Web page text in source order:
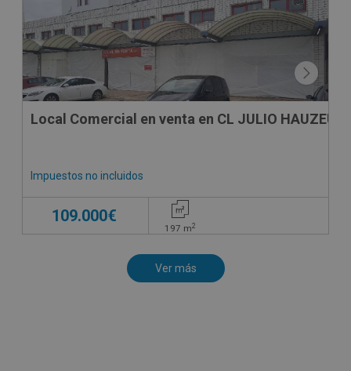
Local Comercial en venta en CL JULIO HAUZEUR,
Impuestos no incluidos
109.000€
197 m2